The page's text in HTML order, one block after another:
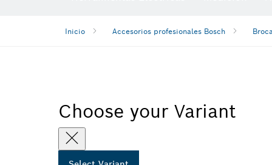
Inicio Accesorios profesionales Bosch
Choose your Variant